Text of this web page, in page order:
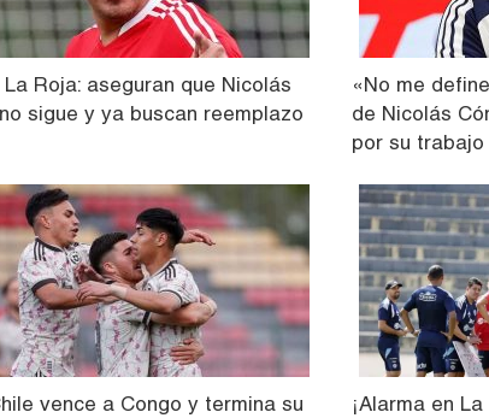
Roja: aseguran que Nicolás
sigue y ya buscan reemplazo
«No me
de Nicolás
por su
vence a Congo y termina su
¡Alarma en